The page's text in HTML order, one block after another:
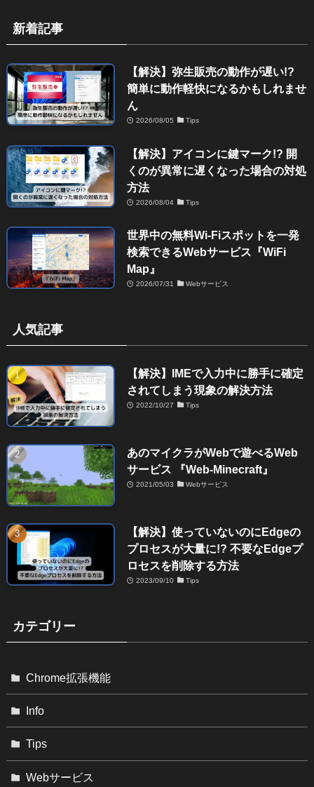
新着記事
【解決】弥生販売の動作が遅い!?
簡単に動作軽快になるかもしれませ
ん
2026/08/05 Tips
【解決】アイコンに鍵マーク!? 開
くのが異常に遅くなった場合の対処
方法
2026/08/04 Tips
世界中の無料Wi-Fiスポットを一発
検索できるWebサービス『WiFi
Map』
2026/07/31 Webサービス
人気記事
【解決】IMEで入力中に勝手に確定
されてしまう現象の解決方法
2022/10/27 Tips
あのマイクラがWebで遊べるWeb
サービス 『Web-Minecraft』
2021/05/03 Webサービス
【解決】使っていないのにEdgeの
プロセスが大量に!? 不要なEdgeプ
ロセスを削除する方法
2023/09/10 Tips
カテゴリー
Chrome拡張機能
Info
Tips
Webサービス